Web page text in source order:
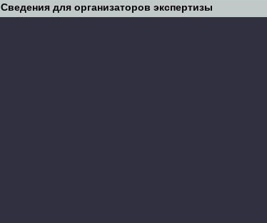
Сведения для организаторов экспертизы